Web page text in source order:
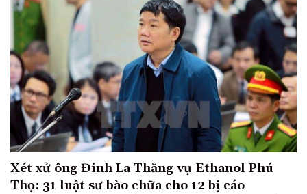
Xét xử ông Đinh La Thăng vụ Ethanol Phú
Thọ: 31 luật sư bào chữa cho 12 bị cáo